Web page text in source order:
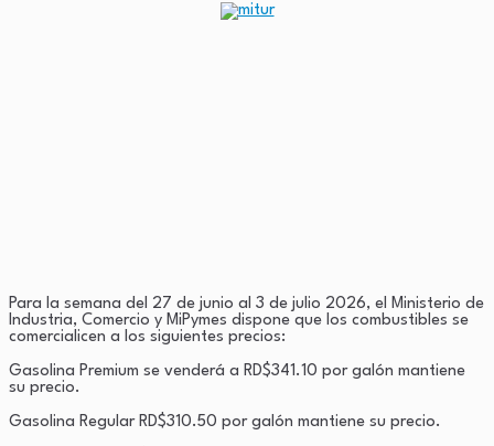
Para la semana del 27 de junio al 3 de julio 2026, el Ministerio de
Industria, Comercio y MiPymes dispone que los combustibles se
comercialicen a los siguientes precios:
Gasolina Premium se venderá a RD$341.10 por galón mantiene
su precio.
Gasolina Regular RD$310.50 por galón mantiene su precio.